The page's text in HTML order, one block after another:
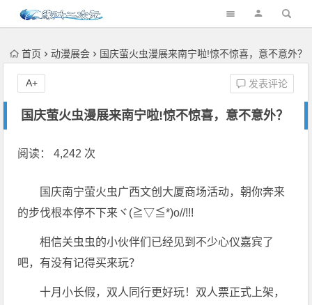
首页 动漫展会 国庆萤火虫漫展来南宁啦!惊不惊喜，意不意外？
国庆萤火虫漫展来南宁啦!惊不惊喜，意不意外？
发表评论
A+
阅读： 4,242 次
国庆南宁萤火虫广西文创大厦商场活动，朝你奔来
的步伐根本停不下来ヾ(≧▽≦*)o//!!!
相信关虫虫的小伙伴们已经见到不少心仪嘉宾了
吧，有没有记得买来玩？
十月小长假，双人同行更好玩！双人票正式上架，